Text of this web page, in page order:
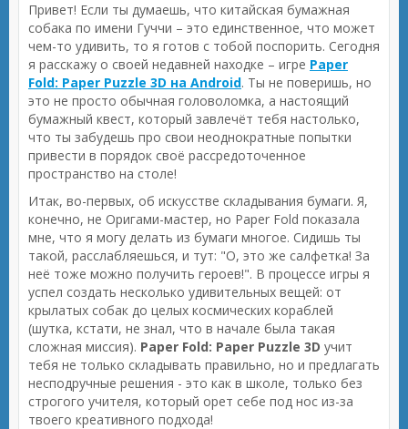
Привет! Если ты думаешь, что китайская бумажная
собака по имени Гуччи – это единственное, что может
чем-то удивить, то я готов с тобой поспорить. Сегодня
я расскажу о своей недавней находке – игре Paper
Fold: Paper Puzzle 3D на Android. Ты не поверишь, но
это не просто обычная головоломка, а настоящий
бумажный квест, который завлечёт тебя настолько,
что ты забудешь про свои неоднократные попытки
привести в порядок своё рассредоточенное
пространство на столе!
Итак, во-первых, об искусстве складывания бумаги. Я,
конечно, не Оригами-мастер, но Paper Fold показала
мне, что я могу делать из бумаги многое. Сидишь ты
такой, расслабляешься, и тут: "О, это же салфетка! За
неё тоже можно получить героев!". В процессе игры я
успел создать несколько удивительных вещей: от
крылатых собак до целых космических кораблей
(шутка, кстати, не знал, что в начале была такая
сложная миссия). Paper Fold: Paper Puzzle 3D учит
тебя не только складывать правильно, но и предлагать
несподручные решения - это как в школе, только без
строгого учителя, который орет себе под нос из-за
твоего креативного подхода!